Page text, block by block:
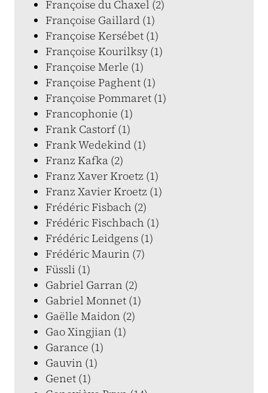
Françoise du Chaxel (2)
Françoise Gaillard (1)
Françoise Kersébet (1)
Françoise Kourilksy (1)
Françoise Merle (1)
Françoise Paghent (1)
Françoise Pommaret (1)
Francophonie (1)
Frank Castorf (1)
Frank Wedekind (1)
Franz Kafka (2)
Franz Xaver Kroetz (1)
Franz Xavier Kroetz (1)
Frédéric Fisbach (2)
Frédéric Fischbach (1)
Frédéric Leidgens (1)
Frédéric Maurin (7)
Füssli (1)
Gabriel Garran (2)
Gabriel Monnet (1)
Gaëlle Maidon (2)
Gao Xingjian (1)
Garance (1)
Gauvin (1)
Genet (1)